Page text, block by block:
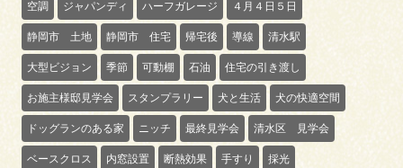
空調 ジャパンディ ハーフガレージ ４月４日５日
静岡市 土地 静岡市 住宅 帰宅後 導線 清水駅
大型ビジョン 季節 可動棚 石油 住宅の引き渡し
お施主様邸見学会 スタンプラリー 犬と生活 犬の快適空間
ドッグランのある家 ニッチ 最終見学会 清水区 見学会
ベースクロス 内窓設置 断熱効果 手すり 採光